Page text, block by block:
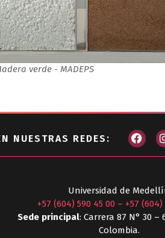
verde - MADEPS
NUESTRAS REDES:
Universidad de
+57 (604) 590 45 00 – +57 (604)
Sede principal: Carrera 87 N° 30 –
Colombia.